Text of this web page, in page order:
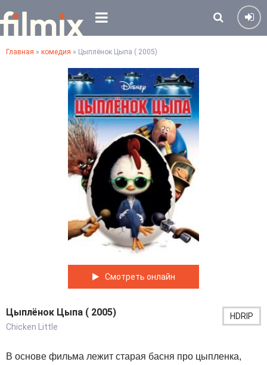
Главная » комедия » Цыплёнок Цыпа ( 2005)
Смотреть онлайн
Цыплёнок Цыпа ( 2005)
Chicken Little
HDRIP
В основе фильма лежит старая басня про цыпленка,